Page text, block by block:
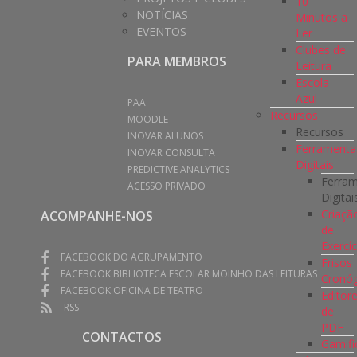
Minutos a
Ler
Clubes de
Leitura
Escola
Azul
Recursos
Recursos
Digitais
de
Frisos
de
PDF
NOTÍCIAS
EVENTOS
PARA MEMBROS
PAA
MOODLE
INOVAR ALUNOS
INOVAR CONSULTA
PREDICTIVE ANALYTICS
ACESSO PRIVADO
ACOMPANHE-NOS
FACEBOOK DO AGRUPAMENTO
FACEBOOK BIBLIOTECA ESCOLAR MOINHO DAS LEITURAS
FACEBOOK OFICINA DE TEATRO
RSS
CONTACTOS